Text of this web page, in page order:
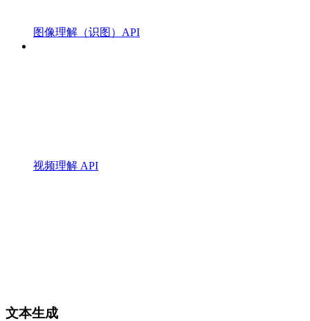
图像理解（识图）API
视频理解 API
文本生成